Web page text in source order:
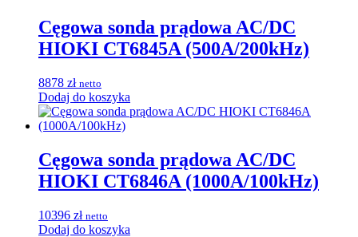
Cęgowa sonda prądowa AC/DC
HIOKI CT6845A (500A/200kHz)
8878 zł netto
Dodaj do koszyka
Cęgowa sonda prądowa AC/DC
HIOKI CT6846A (1000A/100kHz)
10396 zł netto
Dodaj do koszyka